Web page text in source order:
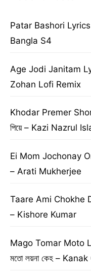
Patar Bashori Lyrics |
Bangla S4
Age Jodi Janitam
Zohan Lofi Remix
Khodar Premer
পিয়ে – Kazi Nazrul
Ei Mom Jochonay
– Arati Mukherjee
Taare Ami Chokhe
– Kishore Kumar
Mago Tomar Moto
মতো লয়না কেহ –